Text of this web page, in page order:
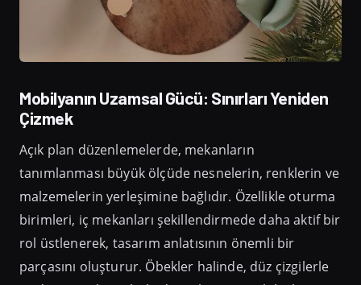
Mobilyanın Uzamsal Gücü: Sınırları Yeniden
Çizmek
Açık plan düzenlemelerde, mekanların
tanımlanması büyük ölçüde nesnelerin, renklerin ve
malzemelerin yerleşimine bağlıdır. Özellikle oturma
birimleri, iç mekanları şekillendirmede daha aktif bir
rol üstlenerek, tasarım anlatısının önemli bir
parçasını oluşturur. Öbekler halinde, düz çizgilerle